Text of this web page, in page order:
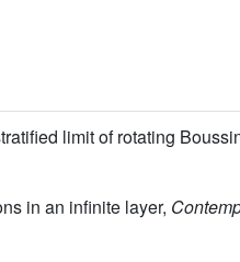
limit of rotating
in an infinite layer,